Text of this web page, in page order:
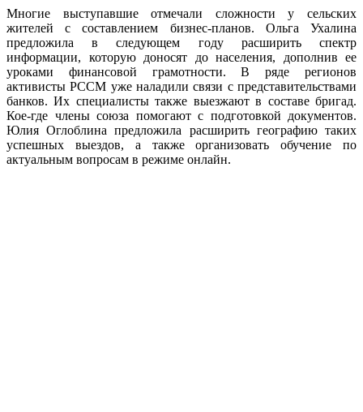
Многие выступавшие отмечали сложности у сельских
жителей с составлением бизнес-планов. Ольга Ухалина
предложила в следующем году расширить спектр
информации, которую доносят до населения, дополнив ее
уроками финансовой грамотности. В ряде регионов
активисты РССМ уже наладили связи с представительствами
банков. Их специалисты также выезжают в составе бригад.
Кое-где члены союза помогают с подготовкой документов.
Юлия Оглоблина предложила расширить географию таких
успешных выездов, а также организовать обучение по
актуальным вопросам в режиме онлайн.